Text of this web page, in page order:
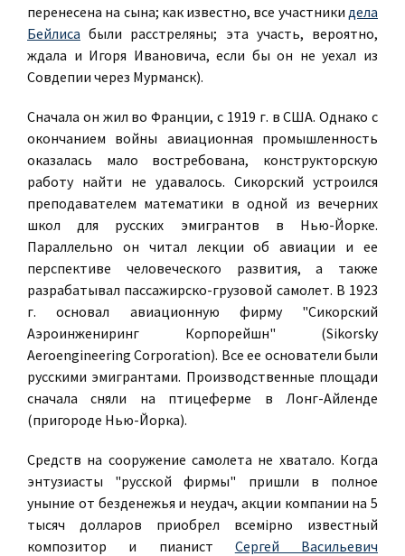
перенесена на сына; как известно, все участники дела
Бейлиса были расстреляны; эта участь, вероятно,
ждала и Игоря Ивановича, если бы он не уехал из
Совдепии через Мурманск).
Сначала он жил во Франции, с 1919 г. в США. Однако с
окончанием войны авиационная промышленность
оказалась мало востребована, конструкторскую
работу найти не удавалось. Сикорский устроился
преподавателем математики в одной из вечерних
школ для русских эмигрантов в Нью-Йорке.
Параллельно он читал лекции об авиации и ее
перспективе человеческого развития, а также
разрабатывал пассажирско-грузовой самолет. В 1923
г. основал авиационную фирму "Сикорский
Аэроинжениринг Корпорейшн" (Sikorsky
Aeroengineering Corporation). Все ее основатели были
русскими эмигрантами. Производственные площади
сначала сняли на птицеферме в Лонг-Айленде
(пригороде Нью-Йорка).
Средств на сооружение самолета не хватало. Когда
энтузиасты "русской фирмы" пришли в полное
уныние от безденежья и неудач, акции компании на 5
тысяч долларов приобрел всемiрно известный
композитор и пианист Сергей Васильевич